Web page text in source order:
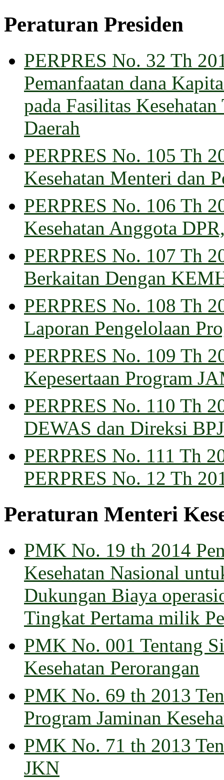
Peraturan Presiden
PERPRES No. 32 Th
Pemanfaatan dana
pada Fasilitas
Daerah
PERPRES No. 105 Th
Kesehatan Menteri dan
PERPRES No. 106 Th
Kesehatan Anggota
PERPRES No. 107 Th
Berkaitan Dengan
PERPRES No. 108 Th
Laporan Pengelolaan
PERPRES No. 109 Th
Kepesertaan Program
PERPRES No. 110 Th
DEWAS dan Direksi
PERPRES No. 111 Th
PERPRES No. 12 Th
Peraturan Menteri
PMK No. 19 th 2014
Kesehatan Nasional
Dukungan Biaya
Tingkat Pertama milik
PMK No. 001 Tentang
Kesehatan Perorangan
PMK No. 69 th 2013
Program Jaminan
PMK No. 71 th 2013
JKN